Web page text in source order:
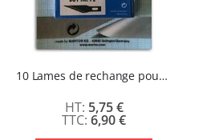
10 Lames de rechange pour Scalpel X-Acto
6,90 €
5,75 €